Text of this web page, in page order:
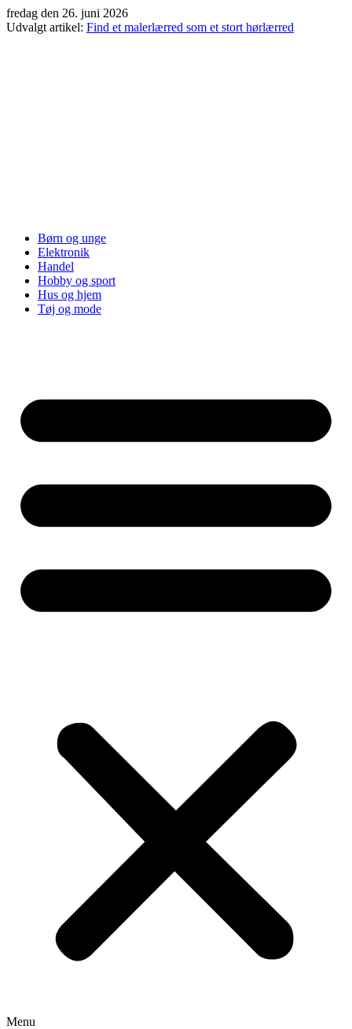
Videre
til
fredag den 26. juni 2026
Udvalgt artikel: Find et malerlærred som et stort hørlærred
Børn og unge
Elektronik
Handel
Hobby og sport
Hus og hjem
Tøj og mode
Menu